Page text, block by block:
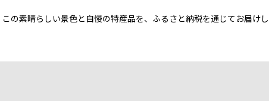
の素晴らしい景色と自慢の特産品を、ふるさと納税を通じてお届けし